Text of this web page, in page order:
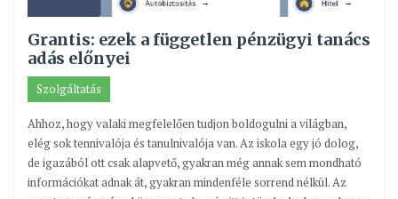
Grantis: ezek a független pénzügyi tanács
adás előnyei
Szolgáltatás
Ahhoz, hogy valaki megfelelően tudjon boldogulni a világban,
elég sok tennivalója és tanulnivalója van. Az iskola egy jó dolog,
de igazából ott csak alapvető, gyakran még annak sem mondható
információkat adnak át, gyakran mindenféle sorrend nélkül. Az